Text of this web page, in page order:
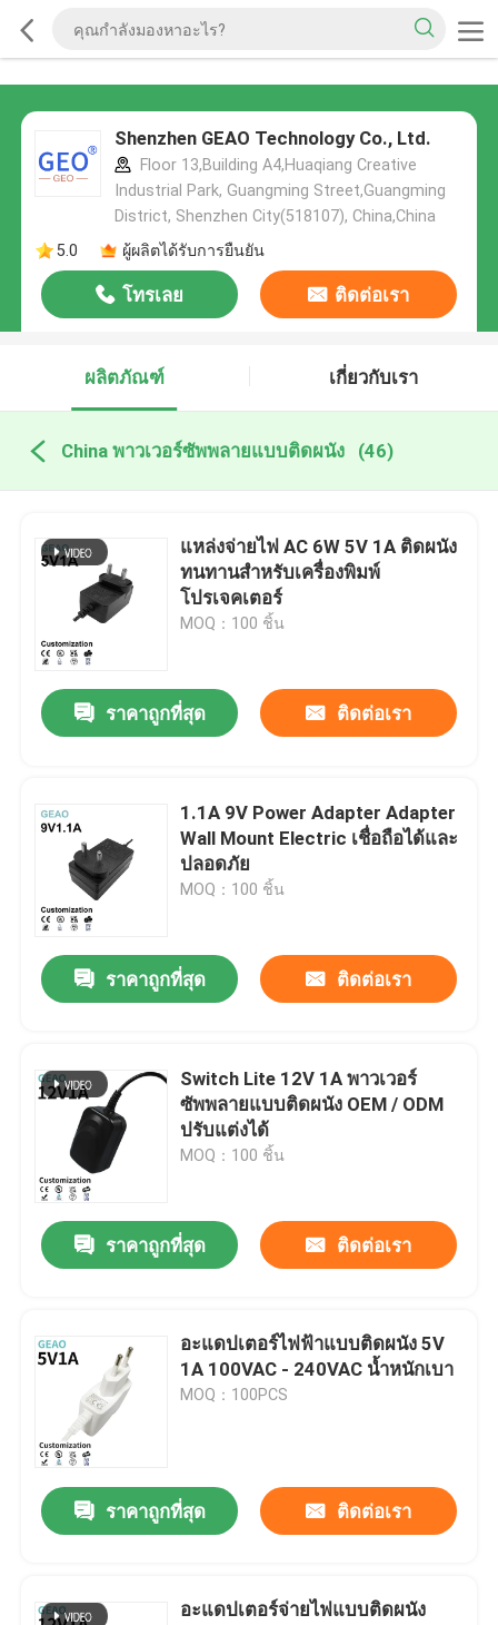
Shenzhen GEAO Technology Co., Ltd.
Floor 13,Building A4,Huaqiang Creative
Industrial Park, Guangming Street,Guangming
District, Shenzhen City(518107), China,China
5.0
ผู้ผลิตได้รับการยืนยัน
โทรเลย ติดต่อเรา
ผลิตภัณฑ์ เกี่ยวกับเรา
China พาวเวอร์ซัพพลายแบบติดผนัง (46)
แหล่งจ่ายไฟ AC 6W 5V 1A ติดผนัง
ทนทานสำหรับเครื่องพิมพ์
โปรเจคเตอร์
MOQ：100 ชิ้น
ราคาถูกที่สุด ติดต่อเรา
1.1A 9V Power Adapter Adapter
Wall Mount Electric เชื่อถือได้และ
ปลอดภัย
MOQ：100 ชิ้น
ราคาถูกที่สุด ติดต่อเรา
Switch Lite 12V 1A พาวเวอร์
ซัพพลายแบบติดผนัง OEM / ODM
ปรับแต่งได้
MOQ：100 ชิ้น
ราคาถูกที่สุด ติดต่อเรา
อะแดปเตอร์ไฟฟ้าแบบติดผนัง 5V
1A 100VAC - 240VAC น้ำหนักเบา
MOQ：100PCS
ราคาถูกที่สุด ติดต่อเรา
อะแดปเตอร์จ่ายไฟแบบติดผนัง